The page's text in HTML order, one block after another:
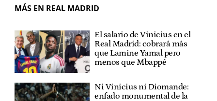
MÁS EN REAL MADRID
El salario de Vinicius en el
Real Madrid: cobrará más
que Lamine Yamal pero
menos que Mbappé
Ni Vinicius ni Diomande:
enfado monumental de la